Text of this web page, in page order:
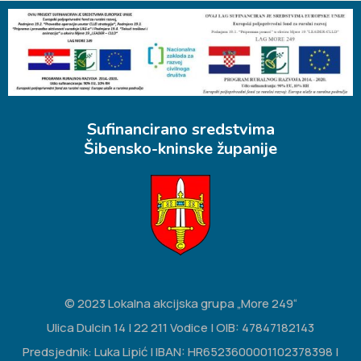
Sufinancirano sredstvima
Šibensko-kninske županije
© 2023 Lokalna akcijska grupa „More 249“
Ulica Dulcin 14 | 22 211 Vodice | OIB: 47847182143
Predsjednik: Luka Lipić | IBAN: HR6523600001102378398 |